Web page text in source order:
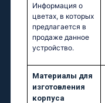
Информация о
цветах, в которых
предлагается в
продаже данное
устройство.
Материалы для
изготовления
корпуса